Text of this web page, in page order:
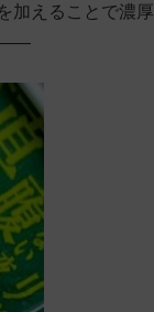
加えることで濃厚
——